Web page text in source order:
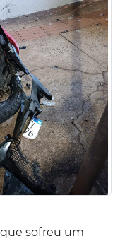
que sofreu um